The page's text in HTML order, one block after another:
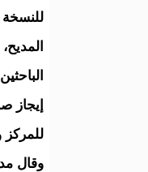
إيجاز
للمركز
وقال